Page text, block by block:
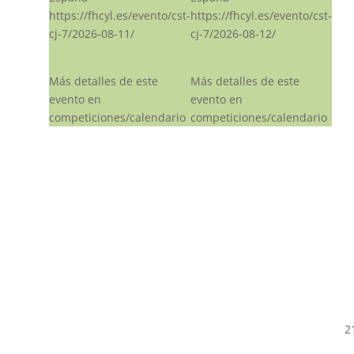
https://fhcyl.es/evento/cst-
cj-7/2026-08-11/
Más detalles de este
evento en
competiciones/calendario
https://fhcyl.es/evento/cst-
cj-7/2026-08-12/
Más detalles de este
evento en
competiciones/calendario